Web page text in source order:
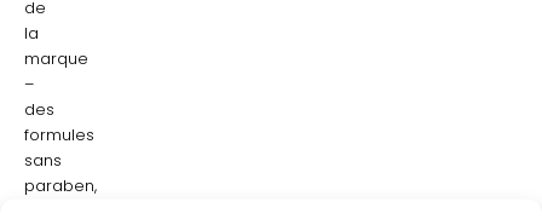
de
la
marque
–
des
formules
sans
paraben,